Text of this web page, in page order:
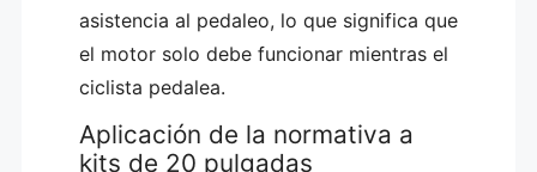
asistencia al pedaleo, lo que significa que
el motor solo debe funcionar mientras el
ciclista pedalea.
Aplicación de la normativa a
kits de 20 pulgadas